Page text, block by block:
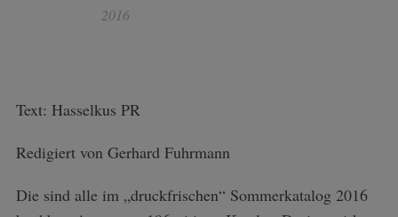
2016
Text: Hasselkus PR
Redigiert von Gerhard Fuhrmann
Die sind alle im „druckfrischen“ Sommerkatalog 2016